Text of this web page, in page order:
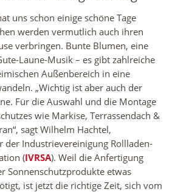
uns schon einige schöne Tage
werden vermutlich auch ihren
verbringen. Bunte Blumen, eine
Laune-Musik – es gibt zahlreiche
Außenbereich in eine
„Wichtig ist aber auch der
Für die Auswahl und die Montage
wie Markise, Terrassendach &
sagt Wilhelm Hachtel,
der Industrievereinigung Rollladen-
(IVRSA). Weil die Anfertigung
Sonnenschutzprodukte etwas
ist jetzt die richtige Zeit, sich vom